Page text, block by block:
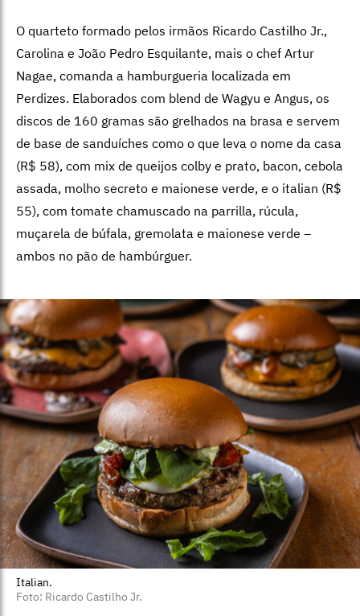
O quarteto formado pelos irmãos Ricardo Castilho Jr.,
Carolina e João Pedro Esquilante, mais o chef Artur
Nagae, comanda a hamburgueria localizada em
Perdizes. Elaborados com blend de Wagyu e Angus, os
discos de 160 gramas são grelhados na brasa e servem
de base de sanduíches como o que leva o nome da casa
(R$ 58), com mix de queijos colby e prato, bacon, cebola
assada, molho secreto e maionese verde, e o italian (R$
55), com tomate chamuscado na parrilla, rúcula,
muçarela de búfala, gremolata e maionese verde –
ambos no pão de hambúrguer.
Italian.
Foto: Ricardo Castilho Jr.